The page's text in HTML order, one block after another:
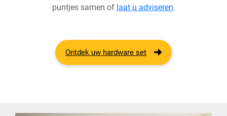
puntjes samen of laat u adviseren.
Ontdek uw hardware set